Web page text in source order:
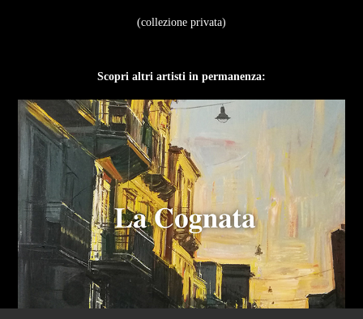
(collezione privata)
Scopri altri artisti in permanenza: